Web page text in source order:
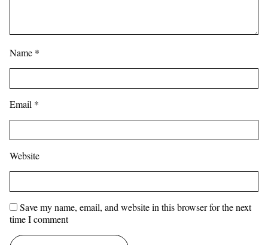
Name *
Email *
Website
Save my name, email, and website in this browser for the next
time I comment